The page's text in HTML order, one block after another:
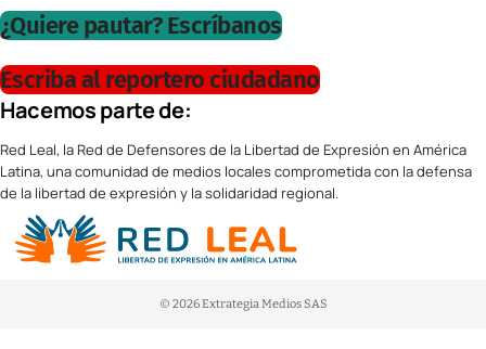
¿Quiere pautar? Escríbanos
Escriba al reportero ciudadano
Hacemos parte de:
Red Leal, la Red de Defensores de la Libertad de Expresión en América
Latina, una comunidad de medios locales comprometida con la defensa
de la libertad de expresión y la solidaridad regional.
© 2026 Extrategia Medios SAS